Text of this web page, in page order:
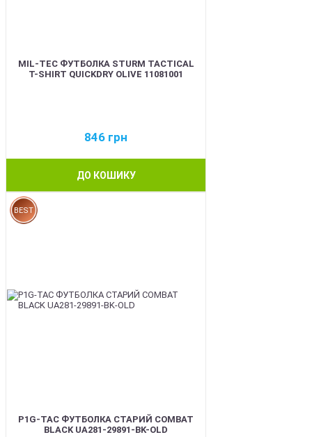
MIL-TEC ФУТБОЛКА STURM TACTICAL
T-SHIRT QUICKDRY OLIVE 11081001
846 грн
ДО КОШИКУ
BEST
P1G-TAC ФУТБОЛКА СТАРИЙ COMBAT
BLACK UA281-29891-BK-OLD